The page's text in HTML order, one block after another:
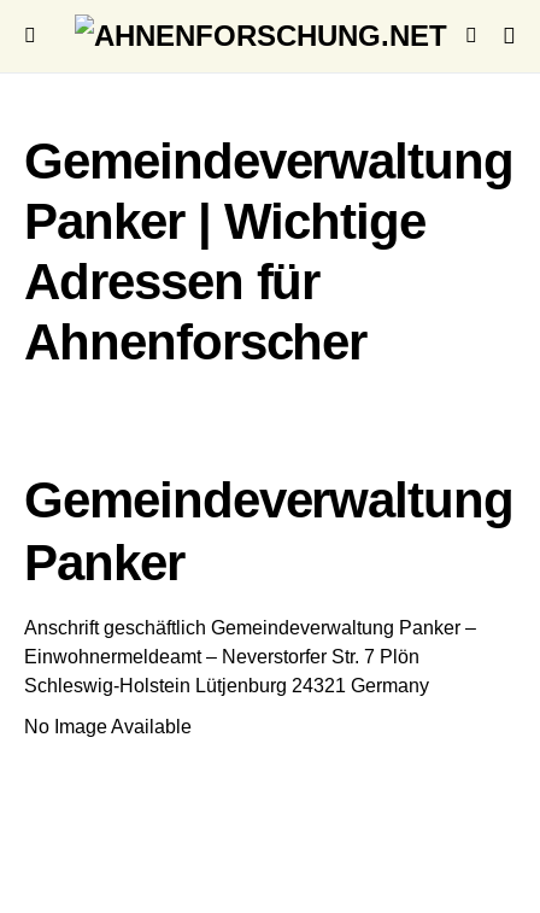
Gemeindeverwaltung
Panker | Wichtige
Adressen für
Ahnenforscher
Gemeindeverwaltung
Panker
Anschrift geschäftlich Gemeindeverwaltung Panker –
Einwohnermeldeamt – Neverstorfer Str. 7 Plön
Schleswig-Holstein Lütjenburg 24321 Germany
No Image Available